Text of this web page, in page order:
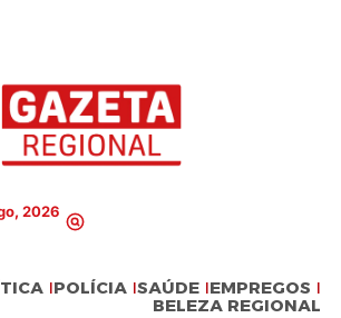
2026
POLÍCIA SAÚDE EMPREGOS
BELEZA REGIONAL